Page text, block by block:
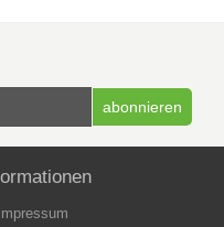
Impressum